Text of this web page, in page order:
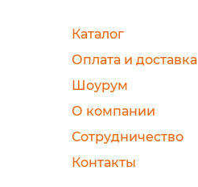
Каталог
Оплата и доставка
Шоурум
О компании
Сотрудничество
Контакты